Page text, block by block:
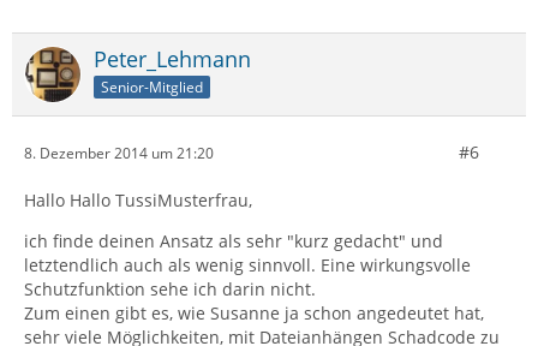
Peter_Lehmann
Senior-Mitglied
8. Dezember 2014 um 21:20 #6
Hallo Hallo TussiMusterfrau,
ich finde deinen Ansatz als sehr "kurz gedacht" und
letztendlich auch als wenig sinnvoll. Eine wirkungsvolle
Schutzfunktion sehe ich darin nicht.
Zum einen gibt es, wie Susanne ja schon angedeutet hat,
sehr viele Möglichkeiten, mit Dateianhängen Schadcode zu